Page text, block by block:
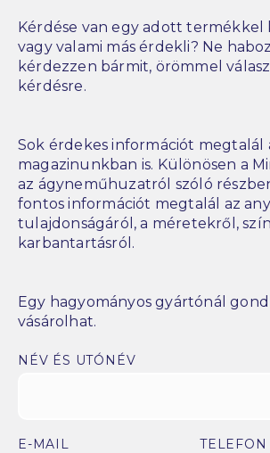
Kérdése van egy adott termékkel
vagy valami más érdekli? Ne
kérdezzen bármit, örömmel
kérdésre.
Sok érdekes információt megtalál
magazinunkban is. Különösen a
az ágyneműhuzatról szóló
fontos információt megtalál az
tulajdonságáról, a méretekről,
karbantartásról.
Egy hagyományos gyártónál
vásárolhat.
NÉV ÉS UTÓNÉV
E-MAIL TELEFON